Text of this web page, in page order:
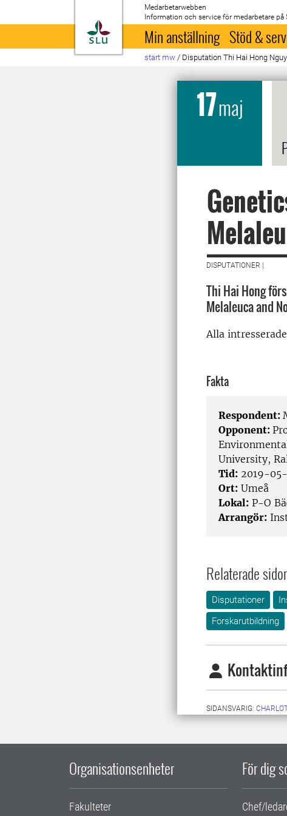
Till startsida
Medarbetarwebben
Information och service för medarbetare på
Min anställning Stöd &
start mw / Disputation Thi Hai Hong
17maj
DISPUTATIONER |
Thi Hai Hong
Melaleuca and
Alla
Fakta
Respondent:
Opponent:
University,
Tid: 2019-
Ort: Umeå
Lokal: P-O
Arrangör:
Relaterade
Disputationer
Forskarutbildning
SIDANSVARIG:
Organisationsenheter
Fakulteter
För dig
Chef/